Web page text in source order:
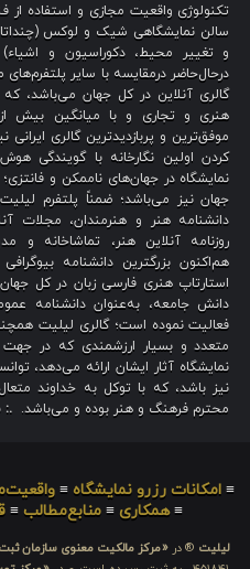
تکنولوژی واقعیت مجازی و استفاده
سالن نمایشگاهی شیک و لوکس
و تغییر محیط، دکوراسیون و
درحال‌حاضر درمقایسه با سایر
هنری و تجاری و با میانگین بیش از
موفق‌ترین و پربازدیدترین گالری
کردن اولین نگارخانه با گویندگی
نمایشگاه در جهان‌های ناممکن و
جهان نیز می‌باشد؛ ضمناً پلتفرم
دانشنامه هنر و هنرمندان، مجلات
روزنامه آنلاین هنر، تماشاخانه و
هم‌اکنون بزرگترین دانشنامه
استارتاپ هنری فارسی زبان در کل
دانش جامعه، به‌عنوان دانشنامه
فعالیت نموده است؛ گالری لیلیت
متعدد و بسیار ارزشمندی که در جهت
نمایشگاه آثار ایشان ارائه می‌دهد،
نیز باشد، که با توکل به خداوند
محترم فرهنگ و هنر بوده و می‌باشد. .:
≡ امکانات رزرو نمایشگاه ≡
≡همکاری ≡منابع‌مطالب ≡
لیلیت ® در «مرکز مالکیت معنوی سازمان